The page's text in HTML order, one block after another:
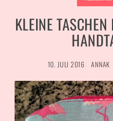
KLEINE TASCHEN
10. JULI 2016 ANNAK